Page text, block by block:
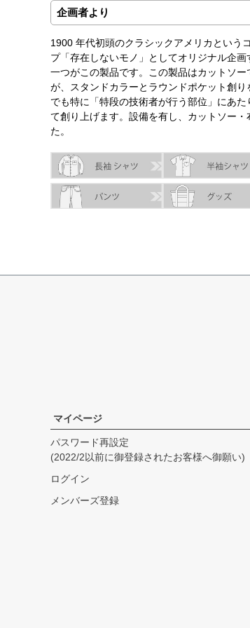
企画者より
1900 年代初頭のクラシックアメリカという
プ「存在しないモノ」としてオリジナル企
一つがこの製品です。この製品はカットソ
が、スタンドカラーとラウンドポケット創
でも特に「特段の技術者が行う部位」にあ
て創り上げます。設備を有し、カットソー
た。
41(L)
68.0cm
45(USM)
70.5cm58.0cm 22.0cm47.0cm
マイページ
パスワード再設定
(2022/2以前に御登録されたお客様へ御願い)
ログイン
メンバーズ登録